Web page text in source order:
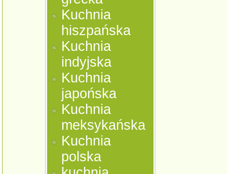
Kuchnia
hiszpańska
Kuchnia
indyjska
Kuchnia
japońska
Kuchnia
meksykańska
Kuchnia
polska